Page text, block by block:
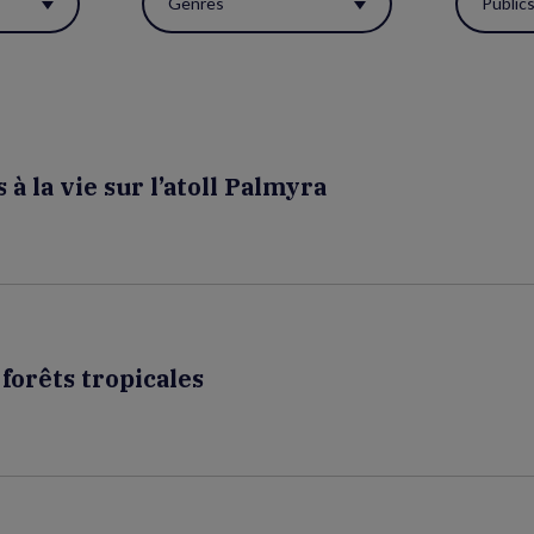
la vie sur l’atoll Palmyra
forêts tropicales